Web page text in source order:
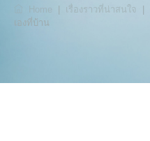
Home เรื่องราวที่น่าสนใจ
เองที่บ้าน